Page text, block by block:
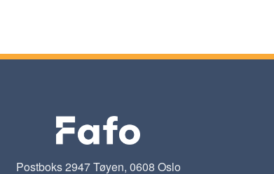
Postboks 2947 Tøyen, 0608 Oslo